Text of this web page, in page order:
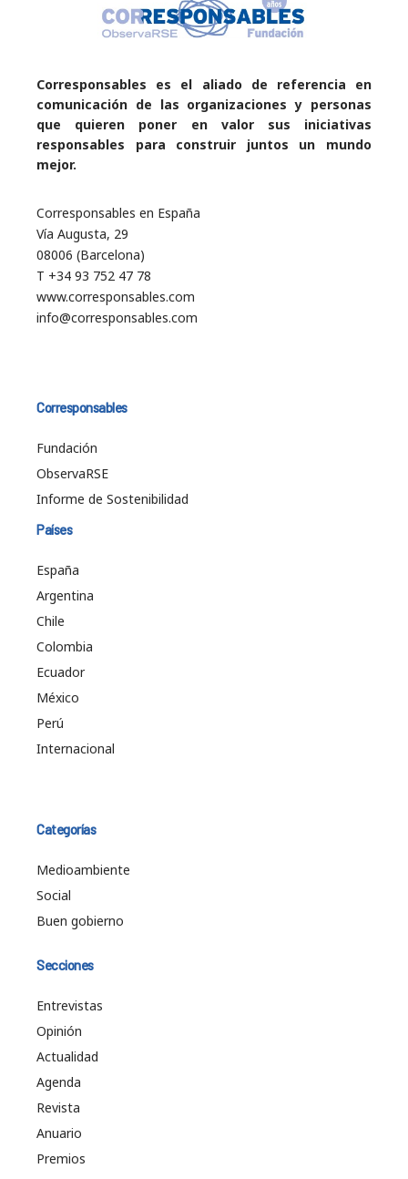
Corresponsables es el aliado de referencia en
comunicación de las organizaciones y personas
que quieren poner en valor sus iniciativas
responsables para construir juntos un mundo
mejor.
Corresponsables en España
Vía Augusta, 29
08006 (Barcelona)
T +34 93 752 47 78
www.corresponsables.com
info@corresponsables.com
Corresponsables
Fundación
ObservaRSE
Informe de Sostenibilidad
Países
España
Argentina
Chile
Colombia
Ecuador
México
Perú
Internacional
Categorías
Medioambiente
Social
Buen gobierno
Secciones
Entrevistas
Opinión
Actualidad
Agenda
Revista
Anuario
Premios